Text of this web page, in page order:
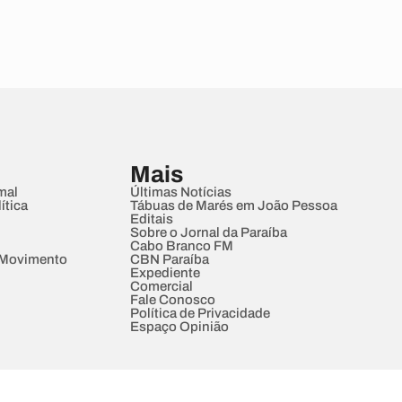
Mais
Últimas Notícias
Tábuas de Marés em João Pessoa
Editais
Sobre o Jornal da Paraíba
Cabo Branco FM
CBN Paraíba
Expediente
Comercial
Fale Conosco
Política de Privacidade
Espaço Opinião